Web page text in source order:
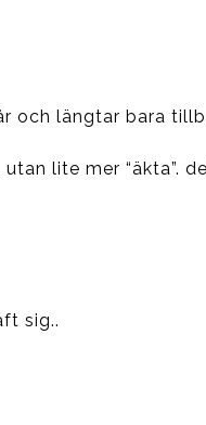
och längtar bara
lite mer “äkta”.
sig..